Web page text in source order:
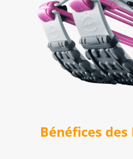
Bénéfices des